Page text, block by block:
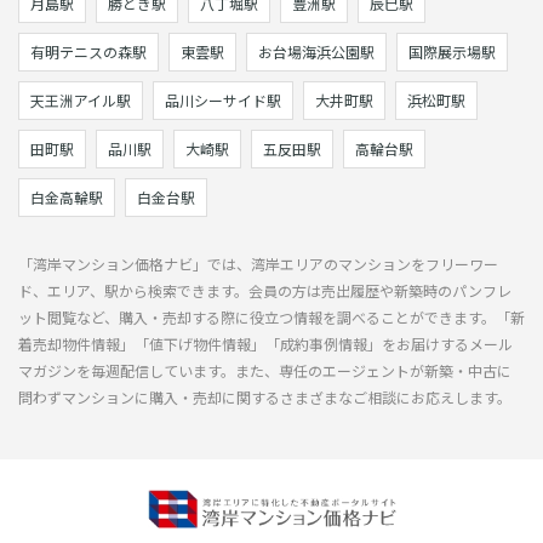
有明テニスの森駅 東雲駅 お台場海浜公園駅 国際展示場駅
天王洲アイル駅 品川シーサイド駅 大井町駅 浜松町駅
田町駅 品川駅 大崎駅 五反田駅 高輪台駅
白金高輪駅 白金台駅
「湾岸マンション価格ナビ」では、湾岸エリアのマンションをフリーワー
ド、エリア、駅から検索できます。会員の方は売出履歴や新築時のパンフレ
ット閲覧など、購入・売却する際に役立つ情報を調べることができます。「新
着売却物件情報」「値下げ物件情報」「成約事例情報」をお届けするメール
マガジンを毎週配信しています。また、専任のエージェントが新築・中古に
問わずマンションに購入・売却に関するさまざまなご相談にお応えします。